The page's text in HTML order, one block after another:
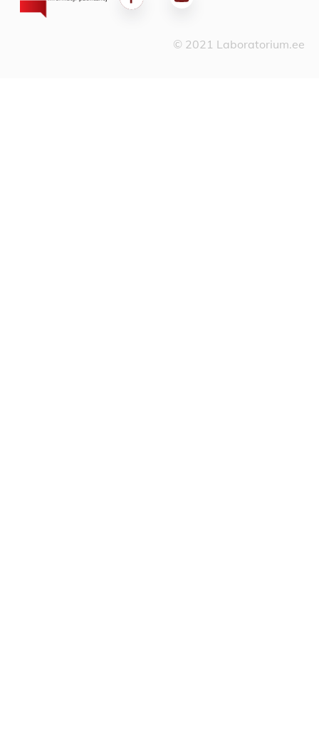
© 2021 Laboratorium.ee